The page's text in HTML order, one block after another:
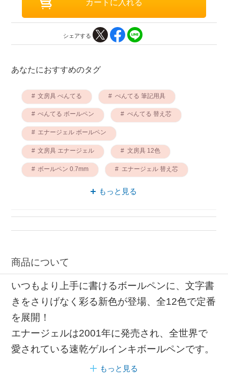
シェアする
あなたにおすすめのタグ
文房具 ぺんてる ぺんてる 筆記用具
ぺんてる ボールペン ぺんてる 替え芯
エナージェル ボールペン
文房具 エナージェル 文房具 12色
ボールペン 0.7mm エナージェル 替え芯
もっと見る
商品について
いつもより上手に書けるボールペンに、文字書
きをさりげなく彩る新色が登場、全12色で定番
を展開！
エナージェルは2001年に発売され、全世界で
愛されている速乾ゲルインキボールペンです。
もっと見る